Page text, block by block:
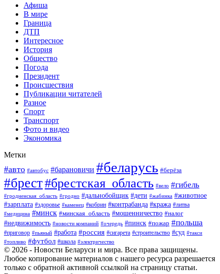
Афиша
В мире
Граница
ДТП
Интересное
История
Общество
Погода
Президент
Происшествия
Публикации читателей
Разное
Спорт
Транспорт
Фото и видео
Экономика
Метки
#авто #автобус #барановичи #беларусь #берёза
#брест#брестская_область #вело #гибель
#гродненская_область #гродно #дальнобойщик #дети #жабинка #животное
#зарплата #здоровье #каменец #кобрин #контрабанда #кража #литва
#медицина #минск #минская_область #мошенничество #налог
#недвижимость #новости компаний #очередь #пинск #пожар #польша
#приговор #пьяный #работа #россия #сигарета #строительство #суд #такси
#топливо #футбол #школа #электричество
© 2026 - Новости Беларуси и мира. Все права защищены.
Любое копирование материалов с нашего ресурса разрешается
только с обратной активной ссылкой на страницу статьи.